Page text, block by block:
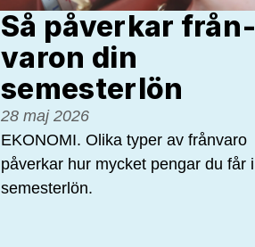
Så påverkar från­
varon din
semester­lön
28 maj 2026
EKONOMI. Olika typer av frånvaro
påverkar hur mycket pengar du får i
semesterlön.